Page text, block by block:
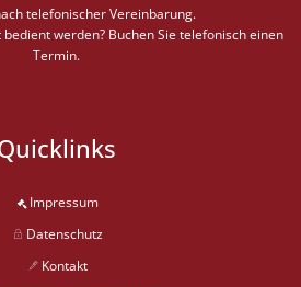
telefonischer Vereinbarung.
werden? Buchen Sie telefonisch einen
Termin.
Impressum
Datenschutz
Kontakt